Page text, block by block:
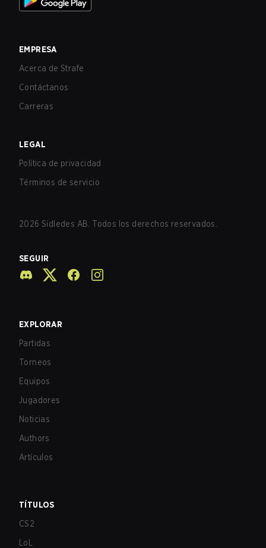
EMPRESA
Acerca de Strafe
Contáctanos
Carreras
LEGAL
Política de privacidad
Términos de servicio
2026 Sidledes AB. Todos los derechos reservados.
SEGUIR
EXPLORAR
Partidas
Torneos
Equipos
Jugadores
Noticias
Authors
Artículos
TÍTULOS
CS2
LoL